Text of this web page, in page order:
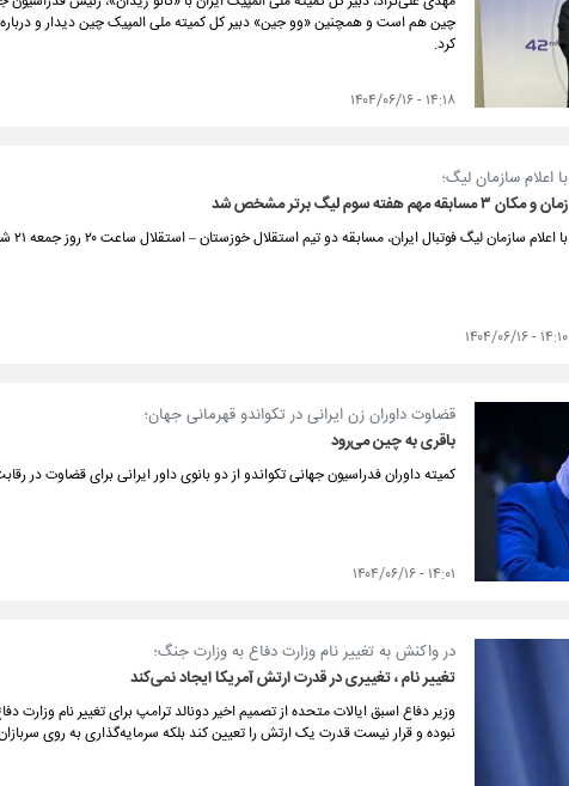
چین هم است و همچنین «وو جین» دبیر کل کمیته ملی المپیک چین دیدار و
کرد.
۱۴:۱۸ - ۱۴۰۴/۰۶/۱۶
با اعلام سازمان لیگ؛
زمان و مکان ۳ مسابقه مهم هفته سوم لیگ برتر مشخص شد
با اعلام سازمان لیگ فوتبال ایران، مسابقه دو تیم استقلال خوزستان – استقلال ساعت ۲۰ روز جمعه ۲۱ شهریور در ورزشگاه شهدای فولاد اهواز برگزار می شود.
۱۴:۱۰ - ۱۴۰۴/۰۶/۱۶
قضاوت داوران زن ایرانی در تکواندو قهرمانی جهان؛
باقری به چین می‌رود
کمیته داوران فدراسیون جهانی تکواندو از دو بانوی داور ایرانی برای قضاوت در
۱۴:۰۱ - ۱۴۰۴/۰۶/۱۶
در واکنش به تغییر نام وزارت دفاع به وزارت جنگ؛
تغییر نام ، تغییری در قدرت ارتش آمریکا ایجاد نمی‌کند
وزیر دفاع اسبق ایالات متحده از تصمیم اخیر دونالد ترامپ برای تغییر نام
نبوده و قرار نیست قدرت یک ارتش را تعیین کند بلکه سرمایه‌گذاری به روی